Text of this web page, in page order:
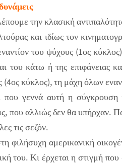
την κλασική
και ιδίως τον
του ψύχους (1ος
του κάτω ή της επιφάνειας
(4ος κύκλος), τη μάχη όλων
που γεννά αυτή η σύγκρουση
που αλλιώς δεν θα υπήρχαν.
τις σεζόν.
φιλήσυχη αμερικανική
του. Κι έρχεται η στιγμή που